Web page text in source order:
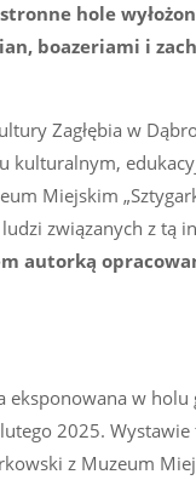
hole
boazeriami i
Zagłębia w
kulturalnym,
Miejskim
związanych z tą
autorką
w holu
2025.
z Muzeum